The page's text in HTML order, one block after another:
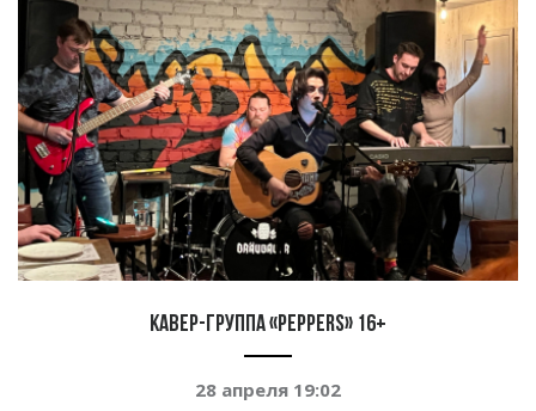
Кавер-группа «Peppers» 16+
28 апреля 19:02